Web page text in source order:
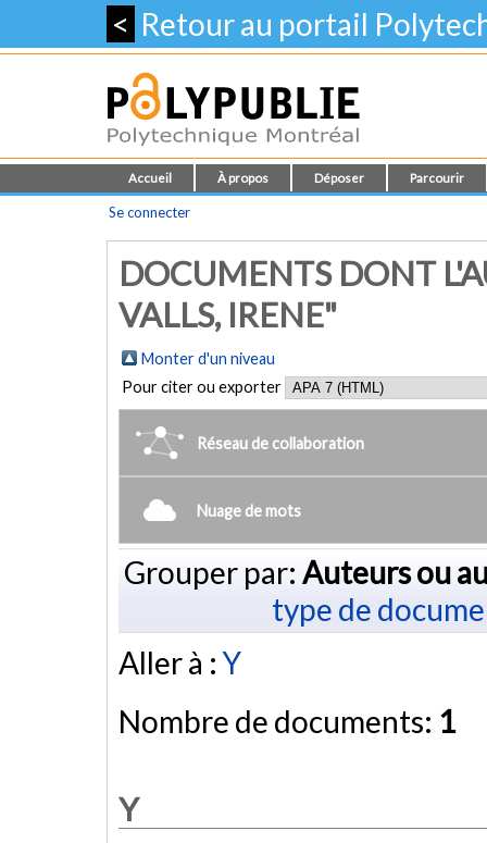
< Retour au portail
Accueil À propos Déposer Parcourir
Se connecter
DOCUMENTS DONT
VALLS, IRENE"
Monter d'un niveau
Pour citer ou exporter
Réseau de collaboration
Nuage de mots
Grouper par: Auteurs ou
type de
Aller à :Y
Nombre de documents: 1
Y